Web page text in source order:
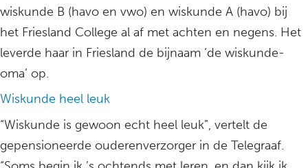
wiskunde B (havo en vwo) en wiskunde A (havo) bij
het Friesland College al af met achten en negens. Het
leverde haar in Friesland de bijnaam ’de wiskunde-
oma’ op.
Wiskunde heel leuk
“Wiskunde is gewoon echt heel leuk”, vertelt de
gepensioneerde ouderenverzorger in de Telegraaf.